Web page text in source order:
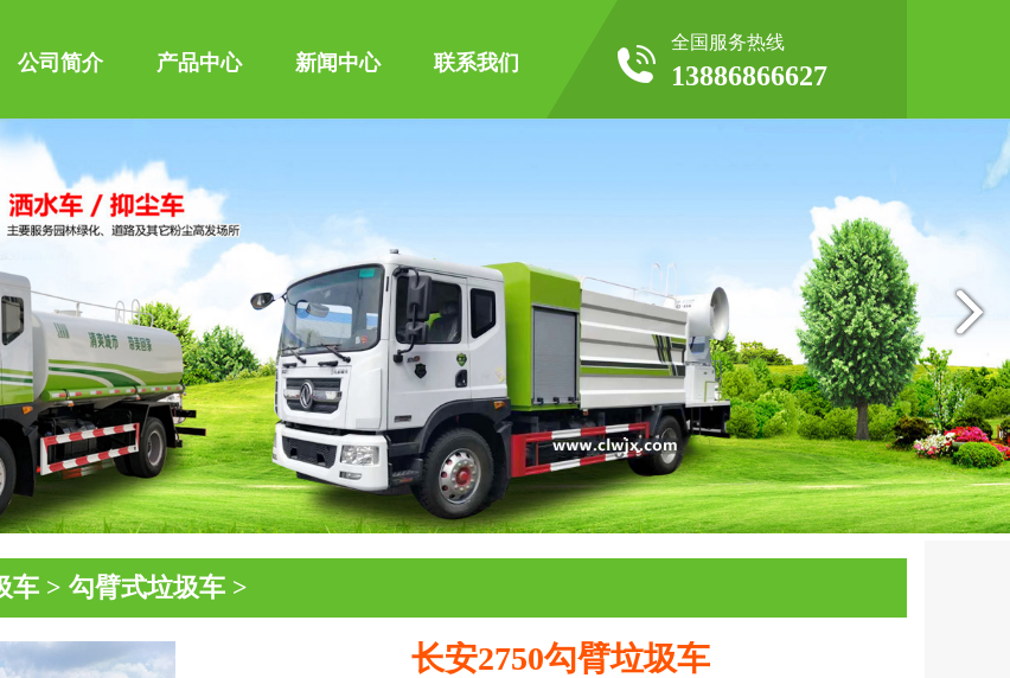
公司简介 产品中心 新闻中心 联系我们
全国服务热线
13886866627
吸粪车、吸污车、油罐车、高空作业车、高压清洗车、
搅拌运输车、化工液体运输车、扫路车、冷藏车、汽车
发东风、解放、楚风各种二类底盘。公司拥有自行出口
导品种有洒水车、垃圾车、吸粪车、吸污车、油罐车、
、随车起重运输车、混凝土搅拌运输车、化工液体运输
100多个品种车型。同时批发东风、解放、楚风各种二类
企业形象
车 > 勾臂式垃圾车 >
长安2750勾臂垃圾车